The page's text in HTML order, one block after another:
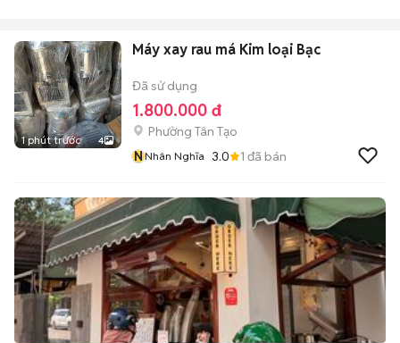
1 phút trước 4
Máy xay rau má Kim loại Bạc
Đã sử dụng
1.800.000 đ
Phường Tân Tạo
NNhân Nghĩa 3.0 1 đã bán